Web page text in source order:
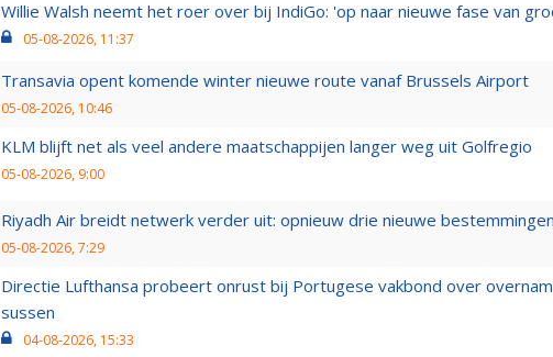
Willie Walsh neemt het roer over bij IndiGo: 'op naar nieuwe fase van
05-08-2026, 11:37
Transavia opent komende winter nieuwe route vanaf Brussels Airport
05-08-2026, 10:46
KLM blijft net als veel andere maatschappijen langer weg uit Golfregio
05-08-2026, 9:00
Riyadh Air breidt netwerk verder uit: opnieuw drie nieuwe bestemmingen
05-08-2026, 7:29
Directie Lufthansa probeert onrust bij Portugese vakbond over
sussen
04-08-2026, 15:33